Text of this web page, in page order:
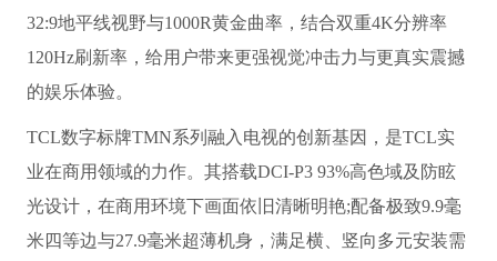
32:9地平线视野与1000R黄金曲率，结合双重4K分辨率
120Hz刷新率，给用户带来更强视觉冲击力与更真实震撼
的娱乐体验。
TCL数字标牌TMN系列融入电视的创新基因，是TCL实
业在商用领域的力作。其搭载DCI-P3 93%高色域及防眩
光设计，在商用环境下画面依旧清晰明艳;配备极致9.9毫
米四等边与27.9毫米超薄机身，满足横、竖向多元安装需